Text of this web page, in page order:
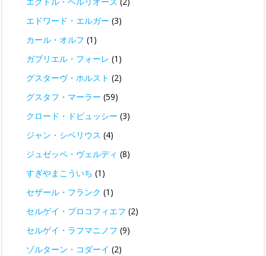
エドワード・エルガー (3)
カール・オルフ (1)
ガブリエル・フォーレ (1)
グスターヴ・ホルスト (2)
グスタフ・マーラー (59)
クロード・ドビュッシー (3)
ジャン・シベリウス (4)
ジュゼッペ・ヴェルディ (8)
すぎやまこういち (1)
セザール・フランク (1)
セルゲイ・プロコフィエフ (2)
セルゲイ・ラフマニノフ (9)
ゾルターン・コダーイ (2)